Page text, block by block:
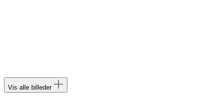
Vis alle billeder